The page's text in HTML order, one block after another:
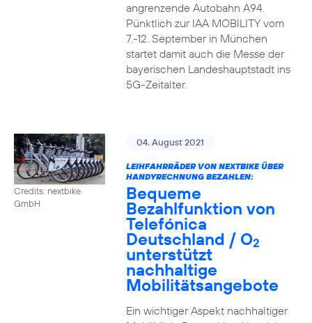
angrenzende Autobahn A94.
Pünktlich zur IAA MOBILITY vom
7.-12. September in München
startet damit auch die Messe der
bayerischen Landeshauptstadt ins
5G-Zeitalter.
Credits: nextbike
GmbH
04. August 2021
LEIHFAHRRÄDER VON NEXTBIKE ÜBER
HANDYRECHNUNG BEZAHLEN:
Bequeme
Bezahlfunktion von
Telefónica
Deutschland / O2
unterstützt
nachhaltige
Mobilitätsangebote
Ein wichtiger Aspekt nachhaltiger